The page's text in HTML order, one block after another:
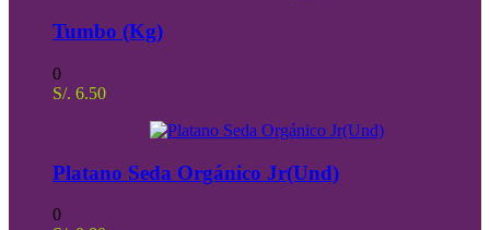
Tumbo (Kg)
0
S/. 6.50
Platano Seda Orgánico Jr(Und)
0